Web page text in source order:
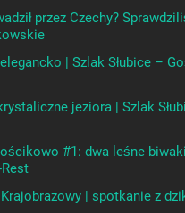
przez Czechy?
| Szlak Słubice –
jeziora | Szlak
#1: dwa leśne
| spotkanie z